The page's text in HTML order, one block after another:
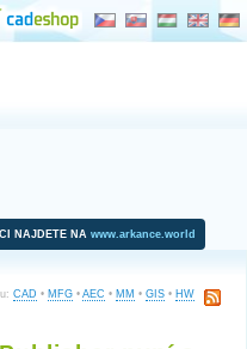
NAJDETE NA www.arkance.world
CAD • MFG • AEC • MM • GIS • HW